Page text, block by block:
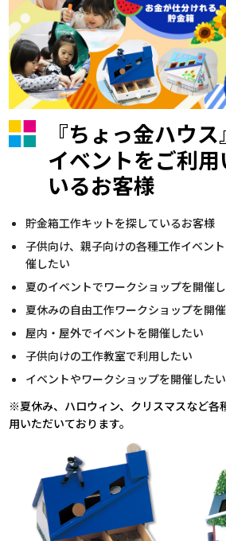
『ちょっ金ハウ
イベントをご利
いるお客様
貯金箱工作キットを探しているお客様
子供向け、親子向けの各種工作イベン
催したい
夏のイベントでワークショップを開催
夏休みの自由工作ワークショップを開
屋内・屋外でイベントを開催したい
子供向けの工作教室で利用したい
イベントやワークショップを開催した
※夏休み、ハロウィン、クリスマスなど各
用いただいております。